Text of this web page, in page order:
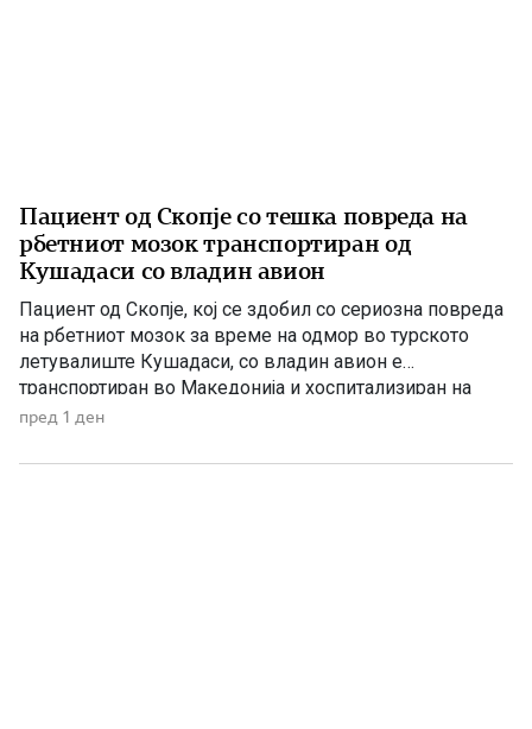
Пациент од Скопје со тешка повреда на
рбетниот мозок транспортиран од
Кушадаси со владин авион
Пациент од Скопје, кој се здобил со сериозна повреда
на рбетниот мозок за време на одмор во турското
летувалиште Кушадаси, со владин авион е
транспортиран во Македонија и хоспитализиран на
Универзитетската клиника за трауматологија,
интензивно лекување (ТОАРИЛУЦ). Информацијата ја
пред 1 ден